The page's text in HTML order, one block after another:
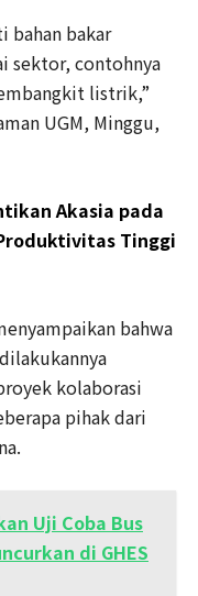
bahan bakar
sektor, contohnya
listrik,”
UGM, Minggu,
Akasia pada
Tinggi
bahwa
kolaborasi
pihak dari
Uji Coba Bus
di GHES